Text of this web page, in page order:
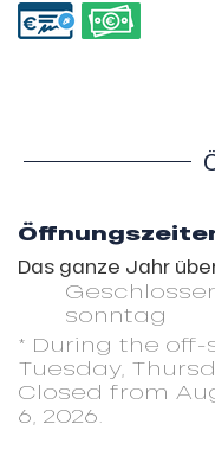
Das ganze Jahr
sonntag
* During the off-
Tuesday,
Closed from
6, 2026.